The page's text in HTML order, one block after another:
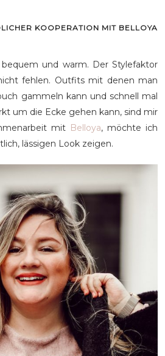
KOOPERATION MIT BELLOYA
und warm. Der Stylefaktor
fehlen. Outfits mit denen man
gammeln kann und schnell mal
um die Ecke gehen kann, sind mir
mit Belloya, möchte ich
lässigen Look zeigen.